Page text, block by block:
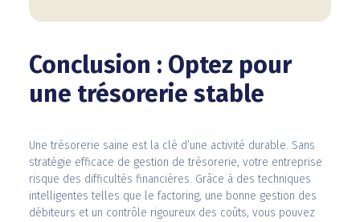
Conclusion : Optez pour
une trésorerie stable
Une trésorerie saine est la clé d’une activité durable. Sans
stratégie efficace de gestion de trésorerie, votre entreprise
risque des difficultés financières. Grâce à des techniques
intelligentes telles que le factoring, une bonne gestion des
débiteurs et un contrôle rigoureux des coûts, vous pouvez